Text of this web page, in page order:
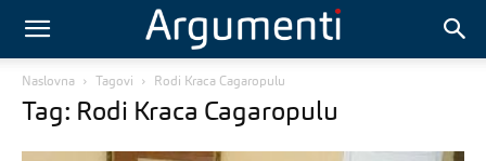
Naslovna Tagovi Rodi Kraca Cagaropulu
Tag: Rodi Kraca Cagaropulu